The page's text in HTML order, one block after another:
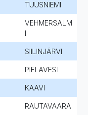
TUUSNIEMI
VEHMERSALM
SIILINJÄRVI
PIELAVESI
KAAVI
RAUTAVAARA